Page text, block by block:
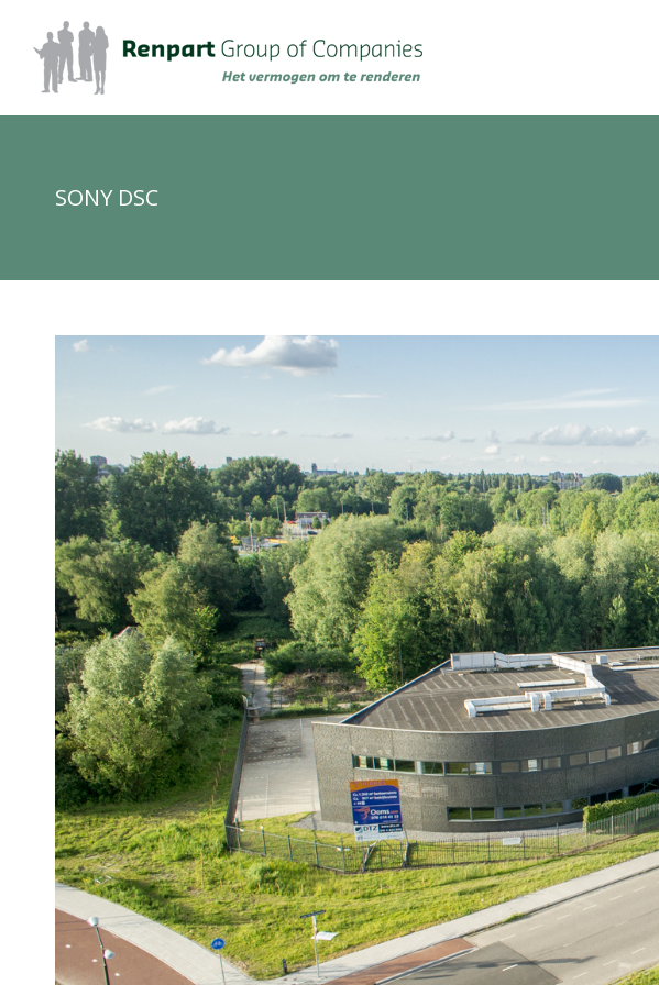
SONY DSC